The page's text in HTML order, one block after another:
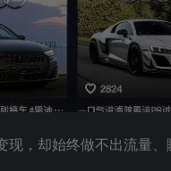
，却始终做不出流量